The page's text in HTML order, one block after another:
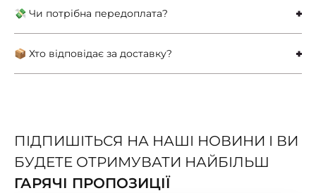
💸 Чи потрібна передоплата?
📦 Хто відповідає за доставку?
ПІДПИШІТЬСЯ НА НАШІ НОВИНИ І ВИ
БУДЕТЕ ОТРИМУВАТИ НАЙБІЛЬШ
ГАРЯЧІ ПРОПОЗИЦІЇ